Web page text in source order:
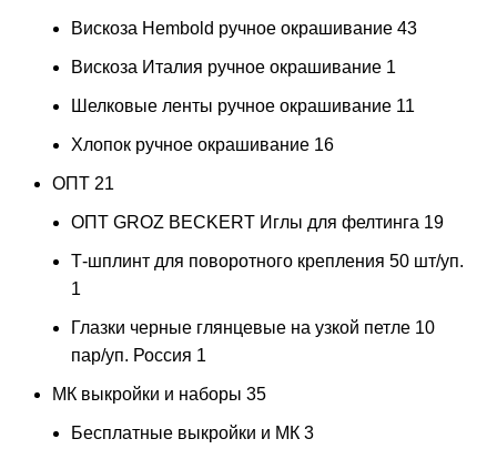
Вискоза Hembold ручное окрашивание 43
Вискоза Италия ручное окрашивание 1
Шелковые ленты ручное окрашивание 11
Хлопок ручное окрашивание 16
ОПТ 21
ОПТ GROZ BECKERT Иглы для фелтинга 19
Т-шплинт для поворотного крепления 50 шт/уп.
1
Глазки черные глянцевые на узкой петле 10
пар/уп. Россия 1
МК выкройки и наборы 35
Бесплатные выкройки и МК 3